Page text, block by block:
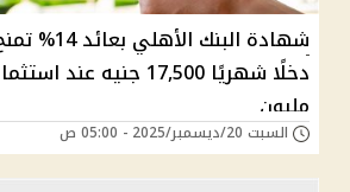
شهادة البنك الأهلي بعائد
مليون
السبت 20/ديسمبر/2025 - 05:00 ص